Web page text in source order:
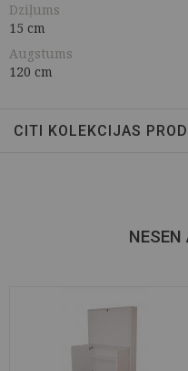
Dziļums
15 cm
Augstums
120 cm
CITI KOLEKCIJAS